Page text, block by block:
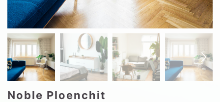
Noble Ploenchit